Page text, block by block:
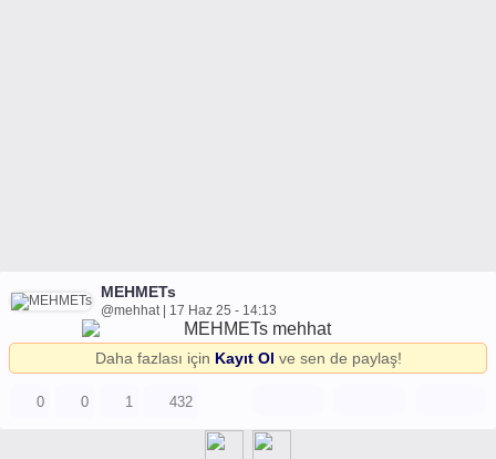
MEHMETs
@mehhat | 17 Haz 25 - 14:13
Daha fazlası için Kayıt Ol ve sen de paylaş!
0 0 1 432